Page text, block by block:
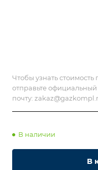
Чтобы узнать
отправьте
почту:
В наличии
В